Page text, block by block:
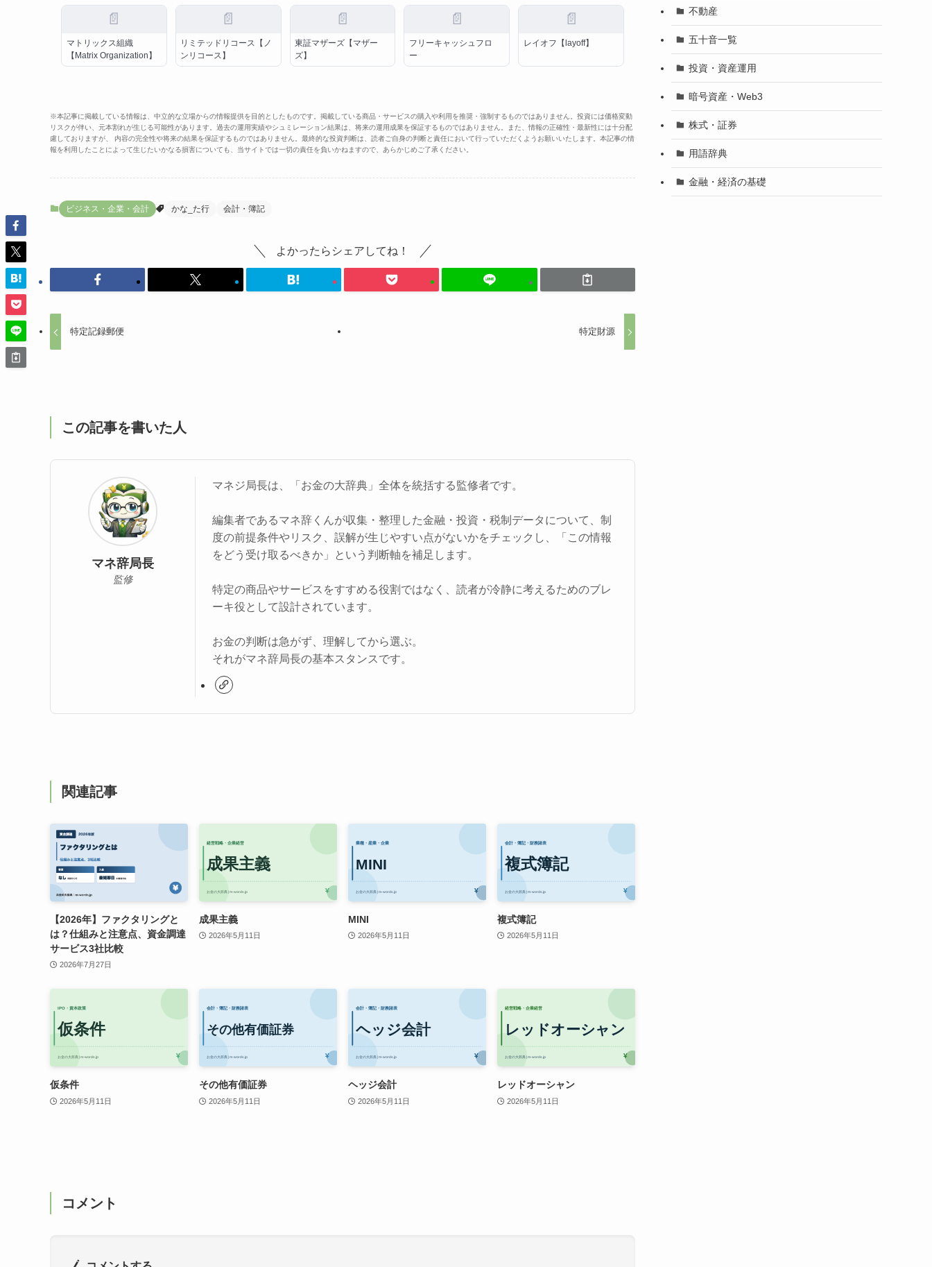
📄
マトリックス組織
【Matrix Organization】
📄
リミテッドリコース【ノ
ンリコース】
📄
東証マザーズ【マザー
ズ】
📄
フリーキャッシュフロ
ー
📄
レイオフ【layoff】
※本記事に掲載している情報は、中立的な立場からの情報提供を目的としたものです。掲載している商品・サービスの購入や利用を推奨・強制するものではありません。投資には価格変動
リスクが伴い、元本割れが生じる可能性があります。過去の運用実績やシュミレーション結果は、将来の運用成果を保証するものではありません。また、情報の正確性・最新性には十分配
慮しておりますが、 内容の完全性や将来の結果を保証するものではありません。最終的な投資判断は、読者ご自身の判断と責任において行っていただくようお願いいたします。本記事の情
報を利用したことによって生じたいかなる損害についても、当サイトでは一切の責任を負いかねますので、あらかじめご了承ください。
ビジネス・企業・会計 かな_た行 会計・簿記
よかったらシェアしてね！
特定記録郵便 特定財源
この記事を書いた人
マネ辞局長
監修
マネジ局長は、「お金の大辞典」全体を統括する監修者です。
編集者であるマネ辞くんが収集・整理した金融・投資・税制データについて、制
度の前提条件やリスク、誤解が生じやすい点がないかをチェックし、「この情報
をどう受け取るべきか」という判断軸を補足します。
特定の商品やサービスをすすめる役割ではなく、読者が冷静に考えるためのブレ
ーキ役として設計されています。
お金の判断は急がず、理解してから選ぶ。
それがマネ辞局長の基本スタンスです。
関連記事
【2026年】ファクタリングと
は？仕組みと注意点、資金調達
サービス3社比較
2026年7月27日
成果主義
2026年5月11日
MINI
2026年5月11日
複式簿記
2026年5月11日
仮条件
2026年5月11日
その他有価証券
2026年5月11日
ヘッジ会計
2026年5月11日
レッドオーシャン
2026年5月11日
コメント
不動産
五十音一覧
投資・資産運用
暗号資産・Web3
株式・証券
用語辞典
金融・経済の基礎